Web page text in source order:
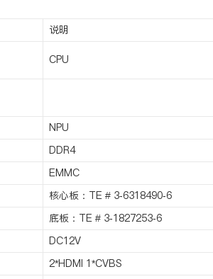
说明
CPU
NPU
DDR4
EMMC
核心板：TE # 3-6318490-6
底板：TE # 3-1827253-6
DC12V
2*HDMI 1*CVBS